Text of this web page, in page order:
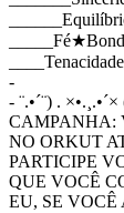
-
- ¨.•´¨) .
CAMPANHA:
NO ORKUT
PARTICIPE
QUE VOCÊ
EU, SE VOCÊ